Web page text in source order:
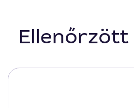
Ellenőrzött